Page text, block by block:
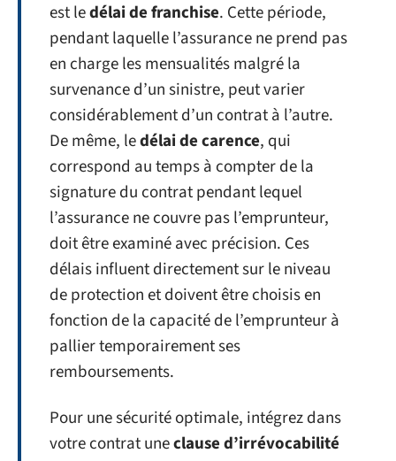
est ledélai de franchise. Cette période,
pendant laquelle l’assurance ne prend pas
en charge les mensualités malgré la
survenance d’un sinistre, peut varier
considérablement d’un contrat à l’autre.
De même, ledélai de carence, qui
correspond au temps à compter de la
signature du contrat pendant lequel
l’assurance ne couvre pas l’emprunteur,
doit être examiné avec précision. Ces
délais influent directement sur le niveau
de protection et doivent être choisis en
fonction de la capacité de l’emprunteur à
pallier temporairement ses
remboursements.
Pour une sécurité optimale, intégrez dans
votre contrat uneclause d’irrévocabilité